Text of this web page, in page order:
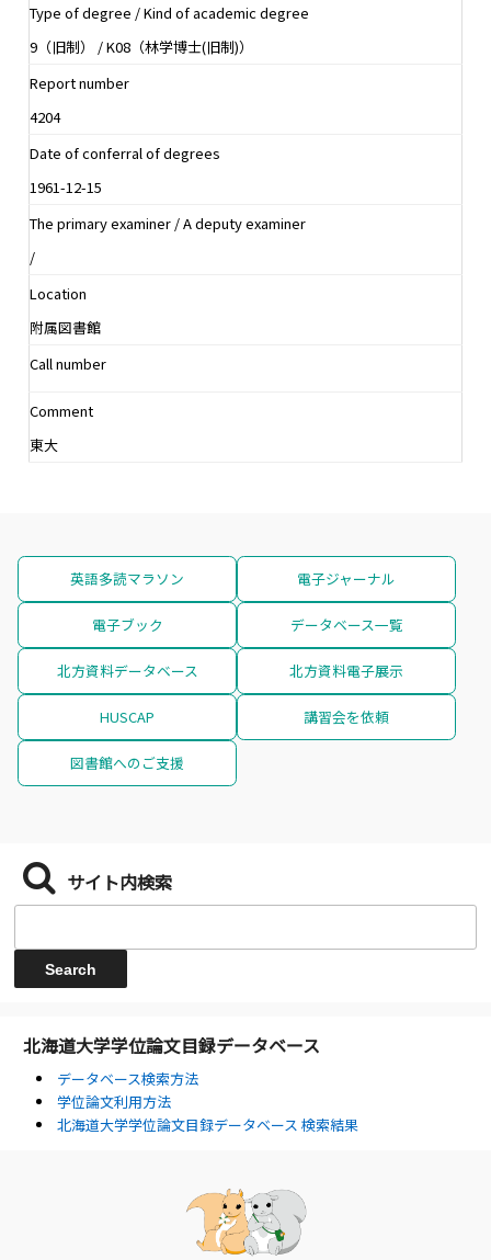
Type of degree / Kind of academic degree
9（旧制） / K08（林学博士(旧制)）
Report number
4204
Date of conferral of degrees
1961-12-15
The primary examiner / A deputy examiner
/
Location
附属図書館
Call number
Comment
東大
英語多読マラソン 電子ジャーナル
電子ブック データベース一覧
北方資料データベース 北方資料電子展示
HUSCAP 講習会を依頼
図書館へのご支援
サイト内検索
北海道大学学位論文目録データベース
データベース検索方法
学位論文利用方法
北海道大学学位論文目録データベース 検索結果